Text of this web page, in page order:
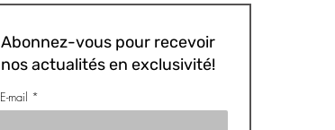
Abonnez-vous pour recevoir
nos actualités en exclusivité!
E-mail